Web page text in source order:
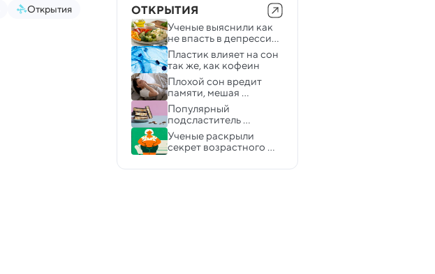
Открытия ОТКРЫТИЯ
Ученые выяснили как
не впасть в депрессию
на диете
Пластик влияет на сон
так же, как кофеин
Плохой сон вредит
памяти, мешая
«системе очищения»
мозга
Популярный
подсластитель
мгновенно повышает
риск инфаркта и
инсульта
Ученые раскрыли
секрет возрастного
ожирения вокруг талии